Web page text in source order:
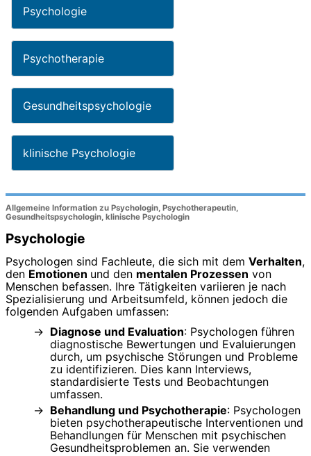
Psychologie
Psychotherapie
Gesundheitspsychologie
klinische Psychologie
Allgemeine Information zu Psychologin, Psychotherapeutin,
Gesundheitspsychologin, klinische Psychologin
Psychologie
Psychologen sind Fachleute, die sich mit dem Verhalten,
den Emotionen und den mentalen Prozessen von
Menschen befassen. Ihre Tätigkeiten variieren je nach
Spezialisierung und Arbeitsumfeld, können jedoch die
folgenden Aufgaben umfassen:
Diagnose und Evaluation: Psychologen führen
diagnostische Bewertungen und Evaluierungen
durch, um psychische Störungen und Probleme
zu identifizieren. Dies kann Interviews,
standardisierte Tests und Beobachtungen
umfassen.
Behandlung und Psychotherapie: Psychologen
bieten psychotherapeutische Interventionen und
Behandlungen für Menschen mit psychischen
Gesundheitsproblemen an. Sie verwenden